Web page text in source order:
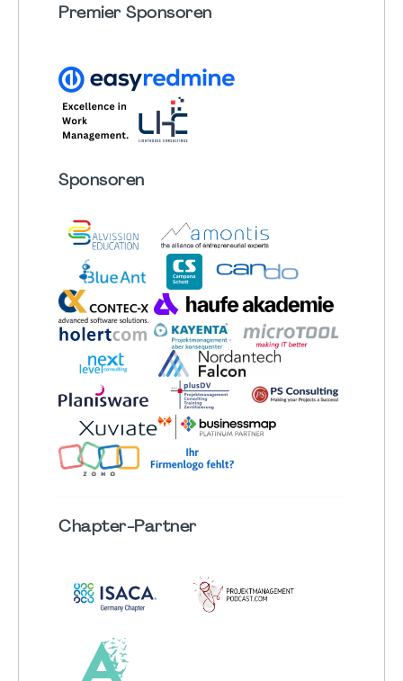
Premier Sponsoren
Sponsoren
Chapter-Partner